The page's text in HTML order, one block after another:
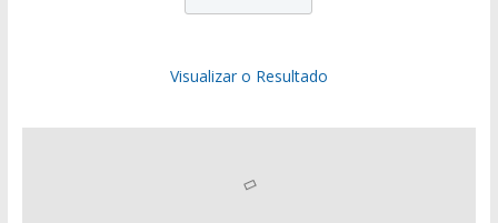
Visualizar o Resultado